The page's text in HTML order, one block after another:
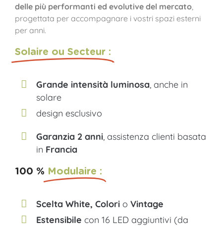
delle più performanti ed evolutive del mercato
progettata per accompagnare i vostri spazi esterni
per anni.
Solaire ou Secteur :
Grande intensità luminosa , anche in
solare
design esclusivo
Garanzia 2 anni , assistenza clienti basata
in Francia
100 % Modulaire :
Scelta White, Colori oVintage
Estensibile con 16 LED aggiuntivi (da